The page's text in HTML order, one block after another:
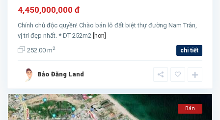
4,450,000,000 đ
Chính chủ độc quyền! Chào bán lô đất biệt thự đường Nam Trân,
vị trí đẹp nhất. * DT 252m2 [hơn]
252.00 m2 chi tiết
Bảo Đăng Land
Bán